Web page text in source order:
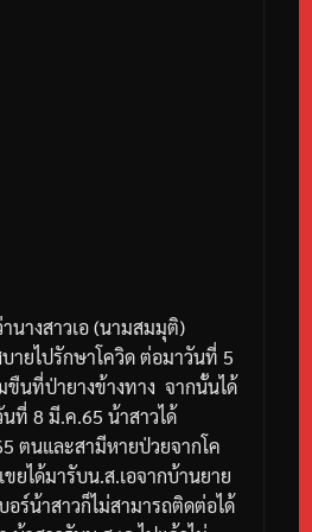
นางสาวเอ(นามสมมุติ)
ายไปรักษาโควิดต่อมาวันที่ 5
ขืนที่ป่ายางข้างทาง จากนั้นได้
นที่ 8มี.ค.65 น้าสาวได้
ตนและสามีหายป่วยจากโค
ขยได้มารับน.ส.เอจากบ้านยาย
ร์น้าสาวก็ไม่สามารถติดต่อได้